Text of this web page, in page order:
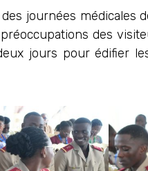
journées médicales
des
jours pour édifier